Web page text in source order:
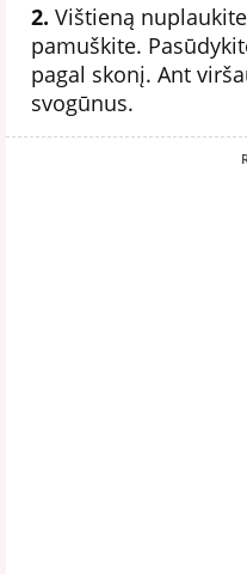
2. Vištieną
pamuškite.
pagal skonį. Ant
svogūnus.